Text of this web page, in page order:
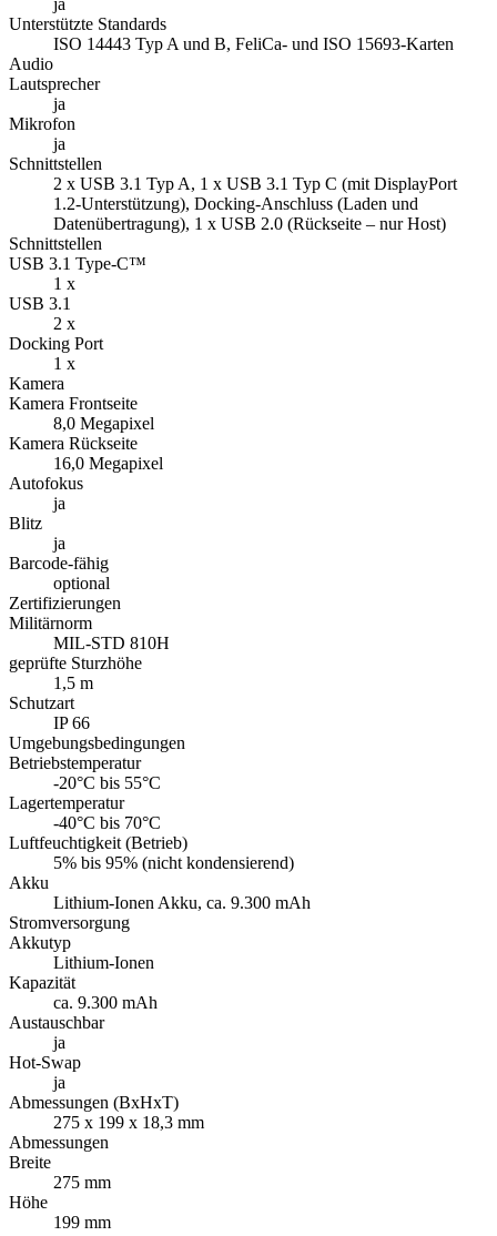
ja
Unterstützte Standards
ISO 14443 Typ A und B, FeliCa- und ISO 15693-Karten
Audio
Lautsprecher
ja
Mikrofon
ja
Schnittstellen
2 x USB 3.1 Typ A, 1 x USB 3.1 Typ C (mit DisplayPort
1.2-Unterstützung), Docking-Anschluss (Laden und
Datenübertragung), 1 x USB 2.0 (Rückseite – nur Host)
Schnittstellen
USB 3.1 Type-C™
1 x
USB 3.1
2 x
Docking Port
1 x
Kamera
Kamera Frontseite
8,0 Megapixel
Kamera Rückseite
16,0 Megapixel
Autofokus
ja
Blitz
ja
Barcode-fähig
optional
Zertifizierungen
Militärnorm
MIL-STD 810H
geprüfte Sturzhöhe
1,5 m
Schutzart
IP 66
Umgebungsbedingungen
Betriebstemperatur
-20°C bis 55°C
Lagertemperatur
-40°C bis 70°C
Luftfeuchtigkeit (Betrieb)
5% bis 95% (nicht kondensierend)
Akku
Lithium-Ionen Akku, ca. 9.300 mAh
Stromversorgung
Akkutyp
Lithium-Ionen
Kapazität
ca. 9.300 mAh
Austauschbar
ja
Hot-Swap
ja
Abmessungen (BxHxT)
275 x 199 x 18,3 mm
Abmessungen
Breite
275 mm
Höhe
199 mm